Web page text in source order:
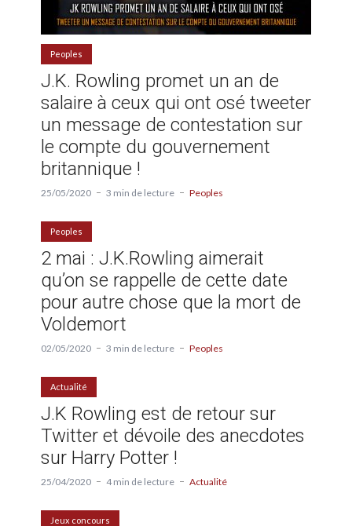
Peoples
J.K. Rowling promet un an de
salaire à ceux qui ont osé tweeter
un message de contestation sur
le compte du gouvernement
britannique !
25/05/2020 3 min de lecture Peoples
Peoples
2 mai : J.K.Rowling aimerait
qu’on se rappelle de cette date
pour autre chose que la mort de
Voldemort
02/05/2020 3 min de lecture Peoples
Actualité
J.K Rowling est de retour sur
Twitter et dévoile des anecdotes
sur Harry Potter !
25/04/2020 4 min de lecture Actualité
Jeux concours